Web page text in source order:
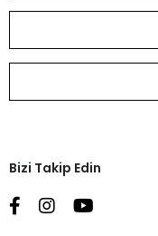
Bizi Takip Edin